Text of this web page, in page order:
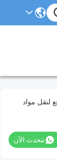
لنقل مواد
نتحدث الآن